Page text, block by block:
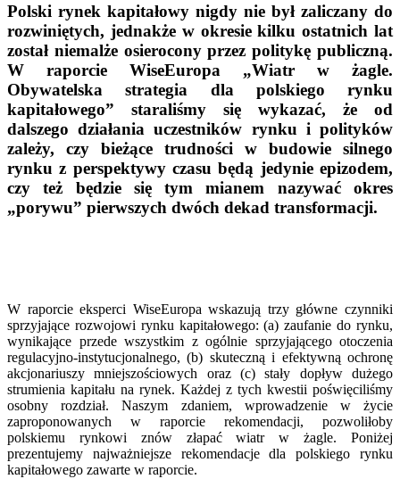
Polski rynek kapitałowy nigdy nie był zaliczany do
rozwiniętych, jednakże w okresie kilku ostatnich lat
został niemalże osierocony przez politykę publiczną.
W raporcie WiseEuropa „Wiatr w żagle.
Obywatelska strategia dla polskiego rynku
kapitałowego” staraliśmy się wykazać, że od
dalszego działania uczestników rynku i polityków
zależy, czy bieżące trudności w budowie silnego
rynku z perspektywy czasu będą jedynie epizodem,
czy też będzie się tym mianem nazywać okres
„porywu” pierwszych dwóch dekad transformacji.
W raporcie eksperci WiseEuropa wskazują trzy główne czynniki
sprzyjające rozwojowi rynku kapitałowego: (a) zaufanie do rynku,
wynikające przede wszystkim z ogólnie sprzyjającego otoczenia
regulacyjno-instytucjonalnego, (b) skuteczną i efektywną ochronę
akcjonariuszy mniejszościowych oraz (c) stały dopływ dużego
strumienia kapitału na rynek. Każdej z tych kwestii poświęciliśmy
osobny rozdział. Naszym zdaniem, wprowadzenie w życie
zaproponowanych w raporcie rekomendacji, pozwoliłoby
polskiemu rynkowi znów złapać wiatr w żagle. Poniżej
prezentujemy najważniejsze rekomendacje dla polskiego rynku
kapitałowego zawarte w raporcie.